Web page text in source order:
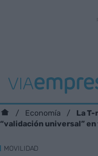
Economía
La
“validación universal”
MOVILIDAD